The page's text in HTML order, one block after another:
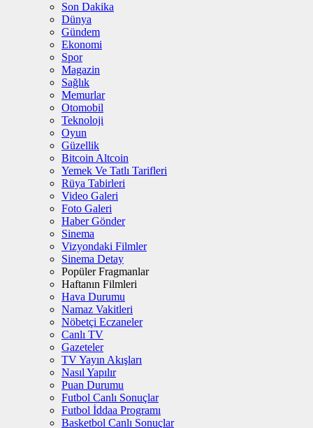
Son Dakika
Dünya
Gündem
Ekonomi
Spor
Magazin
Sağlık
Memurlar
Otomobil
Teknoloji
Oyun
Güzellik
Bitcoin Altcoin
Yemek Ve Tatlı Tarifleri
Rüya Tabirleri
Video Galeri
Foto Galeri
Haber Gönder
Sinema
Vizyondaki Filmler
Sinema Detay
Popüler Fragmanlar
Haftanın Filmleri
Hava Durumu
Namaz Vakitleri
Nöbetçi Eczaneler
Canlı TV
Gazeteler
TV Yayın Akışları
Nasıl Yapılır
Puan Durumu
Futbol Canlı Sonuçlar
Futbol İddaa Programı
Basketbol Canlı Sonuçlar